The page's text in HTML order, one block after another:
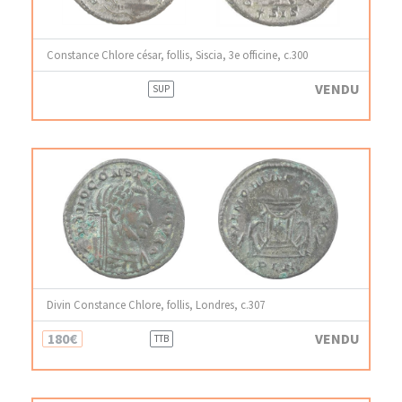
Constance Chlore césar, follis, Siscia, 3e officine, c.300
SUP VENDU
Divin Constance Chlore, follis, Londres, c.307
180€ TTB VENDU